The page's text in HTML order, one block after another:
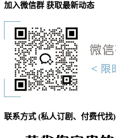
加入微信群 获取最新动态
联系方式 (私人订剧、付费代找)